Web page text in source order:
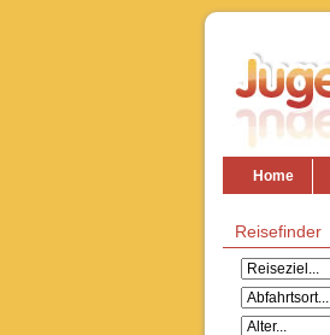
Home
Reisefinder